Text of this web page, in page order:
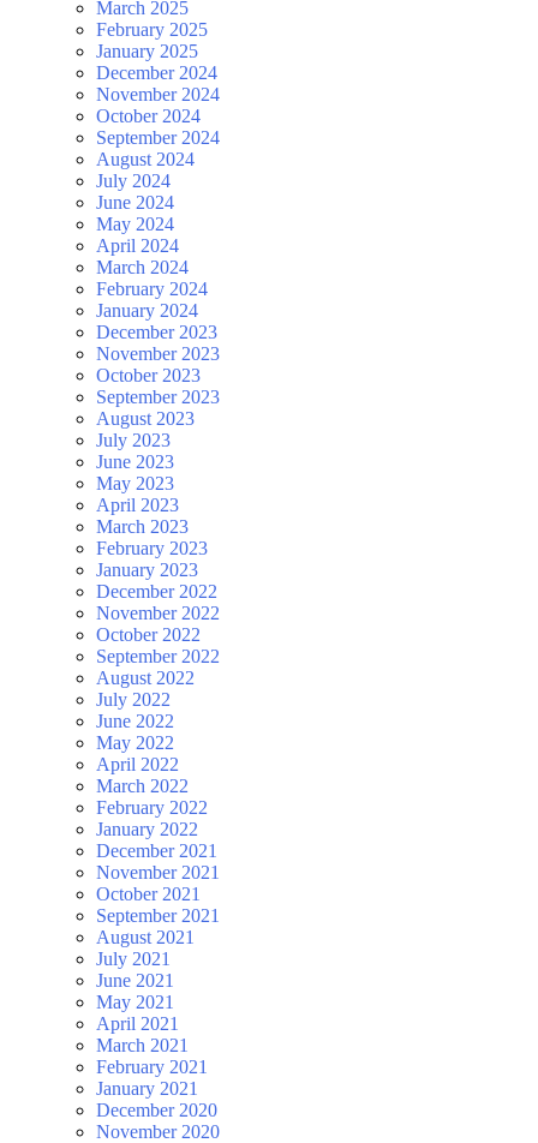
March 2025
February 2025
January 2025
December 2024
November 2024
October 2024
September 2024
August 2024
July 2024
June 2024
May 2024
April 2024
March 2024
February 2024
January 2024
December 2023
November 2023
October 2023
September 2023
August 2023
July 2023
June 2023
May 2023
April 2023
March 2023
February 2023
January 2023
December 2022
November 2022
October 2022
September 2022
August 2022
July 2022
June 2022
May 2022
April 2022
March 2022
February 2022
January 2022
December 2021
November 2021
October 2021
September 2021
August 2021
July 2021
June 2021
May 2021
April 2021
March 2021
February 2021
January 2021
December 2020
November 2020